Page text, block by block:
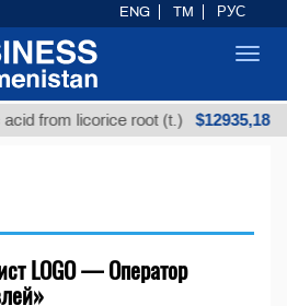
from licorice root (t.) $12935,18
LOGO — Оператор
ENG TM РУС